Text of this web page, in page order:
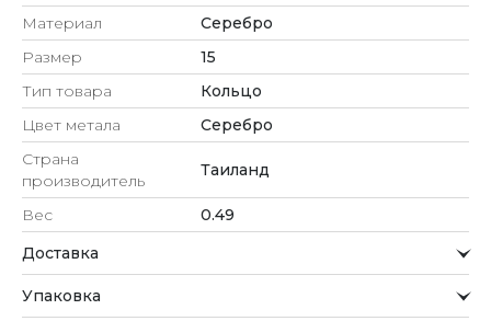
Материал
Серебро
Размер
15
Тип товара
Кольцо
Цвет метала
Серебро
Страна
производитель
Таиланд
Вес
0.49
Доставка
Мы стремимся обрабатывать заказы максимально
Упаковка